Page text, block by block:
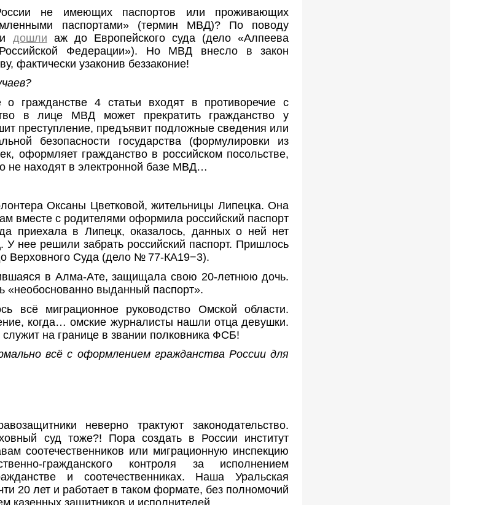
не имеющих паспортов или проживающих
паспортами» (термин МВД)? По поводу
дошли аж до Европейского суда (дело «Алпеева
Федерации»). Но МВД внесло в закон
фактически узаконив беззаконие!
гражданстве 4 статьи входят в противоречие с
в лице МВД может прекратить гражданство у
преступление, предъявит подложные сведения или
безопасности государства (формулировки из
оформляет гражданство в российском посольстве,
не находят в электронной базе МВД…
Оксаны Цветковой, жительницы Липецка. Она
вместе с родителями оформила российский паспорт
приехала в Липецк, оказалось, данных о ней нет
нее решили забрать российский паспорт. Пришлось
Верховного Суда (дело № 77-КА19−3).
в Алма-Ате, защищала свою 20-летнюю дочь.
«необоснованно выданный паспорт».
всё миграционное руководство Омской области.
когда… омские журналисты нашли отца девушки.
на границе в звании полковника ФСБ!
всё с оформлением гражданства России для
неверно трактуют законодательство.
суд тоже?! Пора создать в России институт
соотечественников или миграционную инспекцию
гражданского контроля за исполнением
и соотечественниках. Наша Уральская
20 лет и работает в таком формате, без полномочий